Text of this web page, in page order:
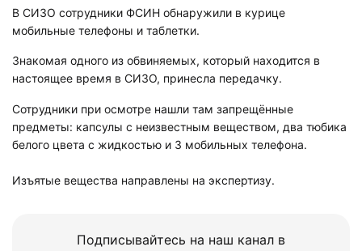
В СИЗО сотрудники ФСИН обнаружили в курице
мобильные телефоны и таблетки.
Знакомая одного из обвиняемых, который находится в
настоящее время в СИЗО, принесла передачку.
Сотрудники при осмотре нашли там запрещённые
предметы: капсулы с неизвестным веществом, два тюбика
белого цвета с жидкостью и 3 мобильных телефона.
Изъятые вещества направлены на экспертизу.
Подписывайтесь на наш канал в